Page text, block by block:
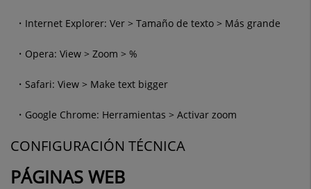
Internet Explorer: Ver > Tamaño de texto > Más grande
Opera: View > Zoom > %
Safari: View > Make text bigger
Google Chrome: Herramientas > Activar zoom
CONFIGURACIÓN TÉCNICA
PÁGINAS WEB